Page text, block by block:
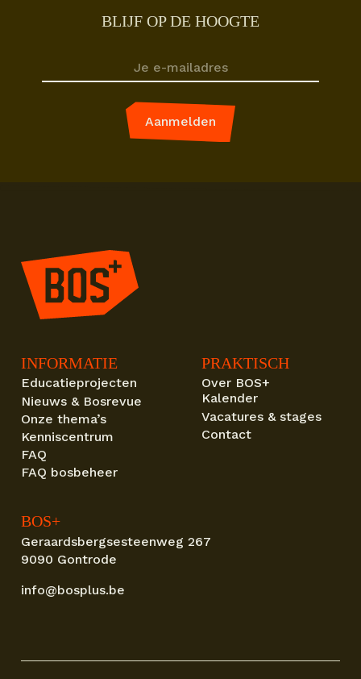
BLIJF OP DE HOOGTE
INFORMATIE
Educatieprojecten
Nieuws & Bosrevue
Onze thema’s
Kenniscentrum
FAQ
FAQ bosbeheer
PRAKTISCH
Over BOS+
Kalender
Vacatures & stages
Contact
BOS+
Geraardsbergsesteenweg 267
9090 Gontrode
info@bosplus.be